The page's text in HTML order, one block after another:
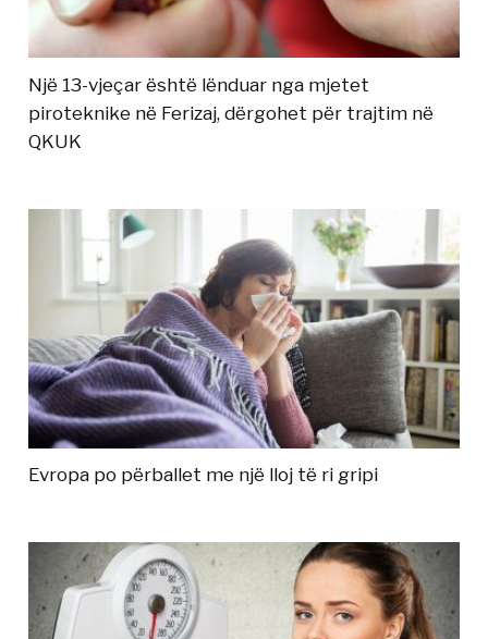
Një 13-vjeçar është lënduar nga mjetet
piroteknike në Ferizaj, dërgohet për trajtim në
QKUK
Evropa po përballet me një lloj të ri gripi